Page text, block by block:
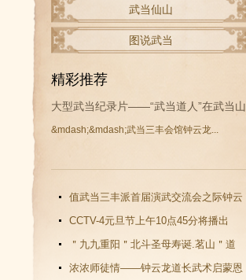
武当仙山
图说武当
精彩推荐
大型武当纪录片——“武当道人”在武当山
&mdash;&mdash;武当三丰会馆钟云龙...
值武当三丰派首届演武交流会之际钟云
龙道长再收新徒
CCTV-4元旦节上午10点45分将播出
《武当功夫传人 钟云龙》纪录片
＂九九重阳＂北斗圣母寿诞.茗山＂道
教文化＂汇演圆满谢幕
浓浓师徒情——钟云龙道长武术启蒙恩